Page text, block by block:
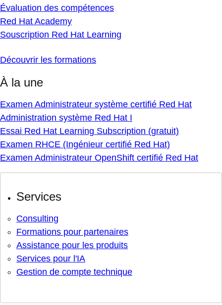
Évaluation des compétences
Red Hat Academy
Souscription Red Hat Learning
Découvrir les formations
À la une
Examen Administrateur système certifié Red Hat
Administration système Red Hat I
Essai Red Hat Learning Subscription (gratuit)
Examen RHCE (Ingénieur certifié Red Hat)
Examen Administrateur OpenShift certifié Red Hat
Services
Consulting
Formations pour partenaires
Assistance pour les produits
Services pour l'IA
Gestion de compte technique